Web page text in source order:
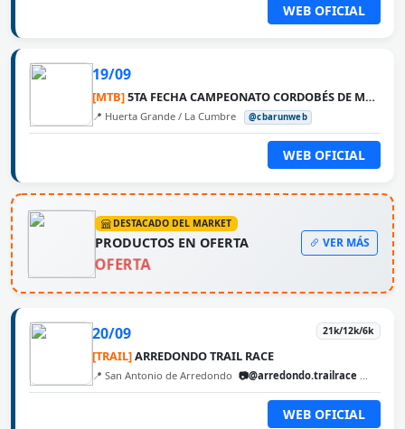
WEB OFICIAL
19/09
[MTB]5TA FECHA CAMPEONATO CORDOBÉS DE MTB 2026 - LA VUELTA
📍 Huerta Grande / La Cumbre @cbarunweb
WEB OFICIAL
DESTACADO DEL MARKET
PRODUCTOS EN OFERTA
OFERTA
VER MÁS
20/09 21k/12k/6k
[TRAIL]ARREDONDO TRAIL RACE
📍 San Antonio de Arredondo 📷@arredondo.trailrace
WEB OFICIAL